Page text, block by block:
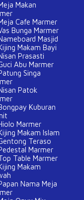
Makan
Cafe Marmer
Bunga Marmer
Masjid
Makam Bayi
Prasasti
Abu Marmer
Singa
Patok
Kuburan
Marmer
Makam Islam
Teraso
Marmer
Table Marmer
Makam
Nama Meja